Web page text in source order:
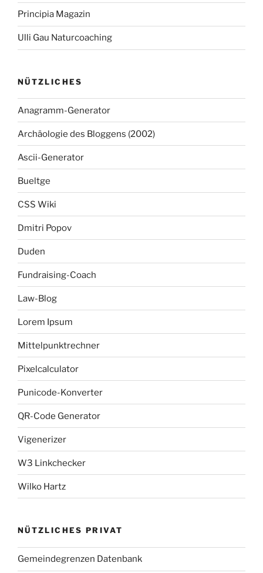
Principia Magazin
Ulli Gau Naturcoaching
NÜTZLICHES
Anagramm-Generator
Archäologie des Bloggens (2002)
Ascii-Generator
Bueltge
CSS Wiki
Dmitri Popov
Duden
Fundraising-Coach
Law-Blog
Lorem Ipsum
Mittelpunktrechner
Pixelcalculator
Punicode-Konverter
QR-Code Generator
Vigenerizer
W3 Linkchecker
Wilko Hartz
NÜTZLICHES PRIVAT
Gemeindegrenzen Datenbank